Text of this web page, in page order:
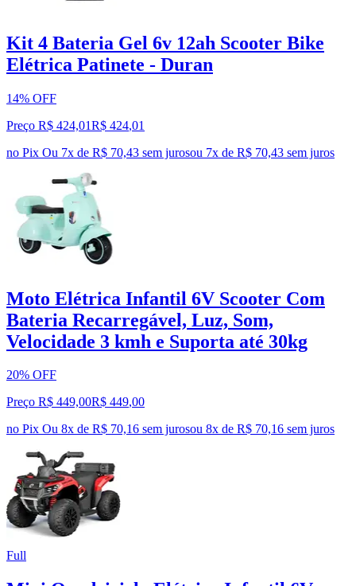
Kit 4 Bateria Gel 6v 12ah Scooter Bike
Elétrica Patinete - Duran
14% OFF
Preço R$ 424,01R$ 424,01
no Pix Ou 7x de R$ 70,43 sem jurosou 7x de R$ 70,43 sem juros
Moto Elétrica Infantil 6V Scooter Com
Bateria Recarregável, Luz, Som,
Velocidade 3 kmh e Suporta até 30kg
20% OFF
Preço R$ 449,00R$ 449,00
no Pix Ou 8x de R$ 70,16 sem jurosou 8x de R$ 70,16 sem juros
Full